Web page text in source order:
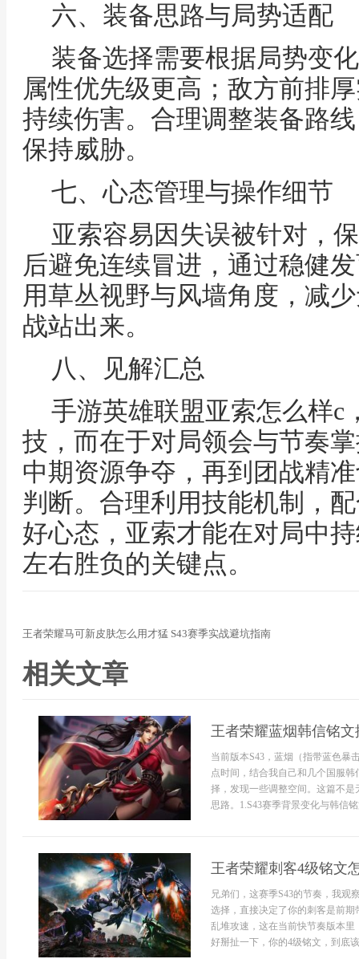
六、装备思路与局势适配
装备选择需要根据局势变
属性优先级更高；敌方前排
持续伤害。合理调整装备路
保持威胁。
七、心态管理与操作细节
亚索容易因失误被针对，
后避免连续冒进，通过稳健
用草丛视野与风墙角度，减
战站出来。
八、见解汇总
手游英雄联盟亚索怎么样c
技，而在于对局领会与节奏
中期资源争夺，再到团战精
判断。合理利用技能机制，
好心态，亚索才能在对局中
左右胜负的关键点。
王者荣耀马可新皮肤怎么用才猛 S43赛季实战避坑指南
相关文章
王者荣耀蓝烟韩信铭
当前版本S43，蓝烟（指带蓝色暴
点时间，结合我自己和几个国服
择，发现一些调整空间。这篇不
思路。1.S43赛季背景变化与韩信
王者荣耀刺客4级铭文
兄弟们，这赛季S43的节奏，我观
选择，直接决定了你的刺客是前
乱堆攻速，这在当前快节奏版本
好掰扯一下，你的4级铭文，到底